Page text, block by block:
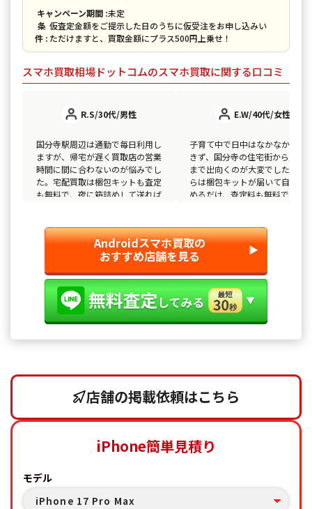
キャンペーン期間 :未定
条
件 :
仮査定金額をご提示した日のうちに仮受注をお申し込みい
ただけますと、買取金額にプラス500円上乗せ！
スマホ買取相場ドットコムのスマホ買取に関する口コミ
R.S/30代/男性
国分寺駅周辺は通勤で毎日利用し
ますが、帰宅が遅く買取店の営業
時間に間に合わないのが悩みでし
た。宅配買取は梱包キットも査定
も無料で、夜に箱詰めして送れば
頭並みの査定額で、最短即日の入
金にも満足しました。
E.W/40代/女性
子育て中で日中はなかなか外出
きず、国分寺の住宅街から買取
まで出向くのが大変でした。こ
らは梱包キットが届いて自宅で
めるだけ、査定料も無料で安心
を提示され、対応も親切だった
でまた頼みたいです。
Androidスマホ買取の
おすすめ店舗を見る ▶︎
店舗の掲載依頼はこちら
iPhone簡単見積り
モデル
iPhone 17 Pro Max